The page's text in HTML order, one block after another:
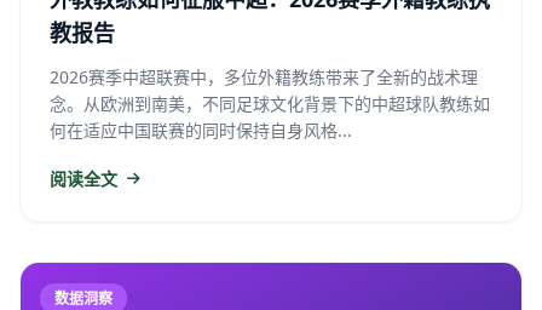
教报告
2026赛季中超联赛中，多位外籍教练带来了全新的战术理
念。从欧洲到南美，不同足球文化背景下的中超球队教练如
何在适应中国联赛的同时保持自身风格...
阅读全文
数据洞察